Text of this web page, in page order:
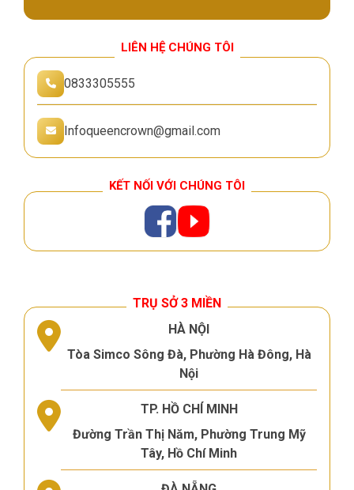
LIÊN HỆ CHÚNG TÔI
0833305555
Infoqueencrown@gmail.com
KẾT NỐI VỚI CHÚNG TÔI
TRỤ SỞ 3 MIỀN
HÀ NỘI
Tòa Simco Sông Đà, Phường Hà Đông, Hà
Nội
TP. HỒ CHÍ MINH
Đường Trần Thị Năm, Phường Trung Mỹ
Tây, Hồ Chí Minh